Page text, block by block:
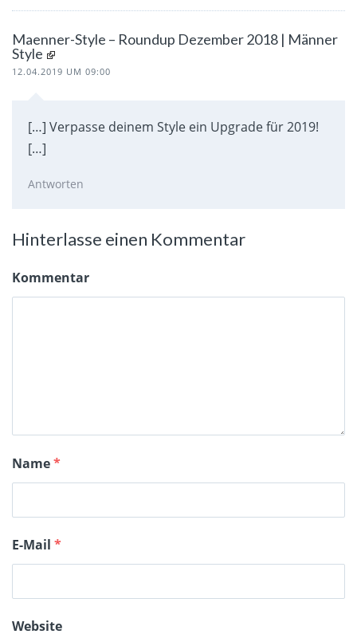
Maenner-Style – Roundup Dezember 2018 | Männer
Style
12.04.2019 UM 09:00
[…] Verpasse deinem Style ein Upgrade für 2019!
[…]
Antworten
Hinterlasse einen Kommentar
Kommentar
Name*
E-Mail *
Website